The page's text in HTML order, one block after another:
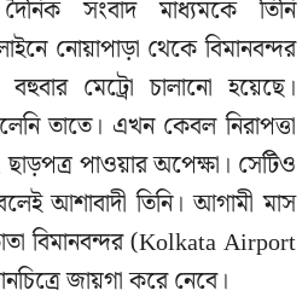
সংবাদ মাধ্যমকে তিনি
নোয়াপাড়া থেকে বিমানবন্দর
বহুবার মেট্রো চালানো হয়েছে।
তাতে। এখন কেবল নিরাপত্তা
পাওয়ার অপেক্ষা। সেটিও
আশাবাদী তিনি। আগামী মাস
বিমানবন্দর (Kolkata Airport
জায়গা করে নেবে।